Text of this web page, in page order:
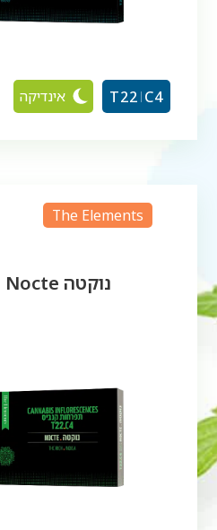
C4
T22 אינדיקה
The Elements
נוקטה Nocte